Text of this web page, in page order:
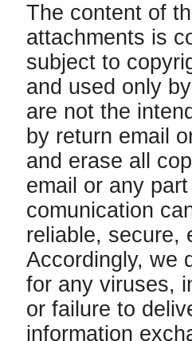
The content of
attachments is
subject to
and used only
are not the
by return email
and erase all
email or any
comunication
reliable, secure,
Accordingly, we
for any viruses,
or failure to
information